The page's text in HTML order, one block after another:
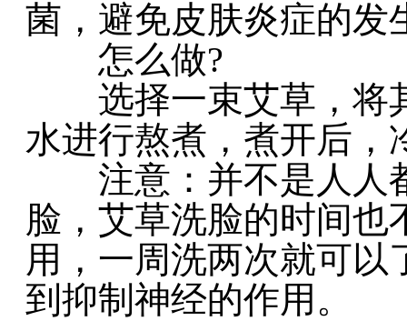
菌，避免皮肤炎症的发
怎么做?
选择一束艾草，将
水进行熬煮，煮开后，
注意：并不是人人
脸，艾草洗脸的时间也
用，一周洗两次就可以
到抑制神经的作用。